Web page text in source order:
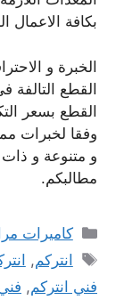
بكافة الاعمال
الخبرة و
القطع التالفة
القطع بسعر
وفقا لخبرات
و متنوعة و
مطالبكم.
التصنيفات
كاميرات
الوسوم
انتركم,
فني انتركم,